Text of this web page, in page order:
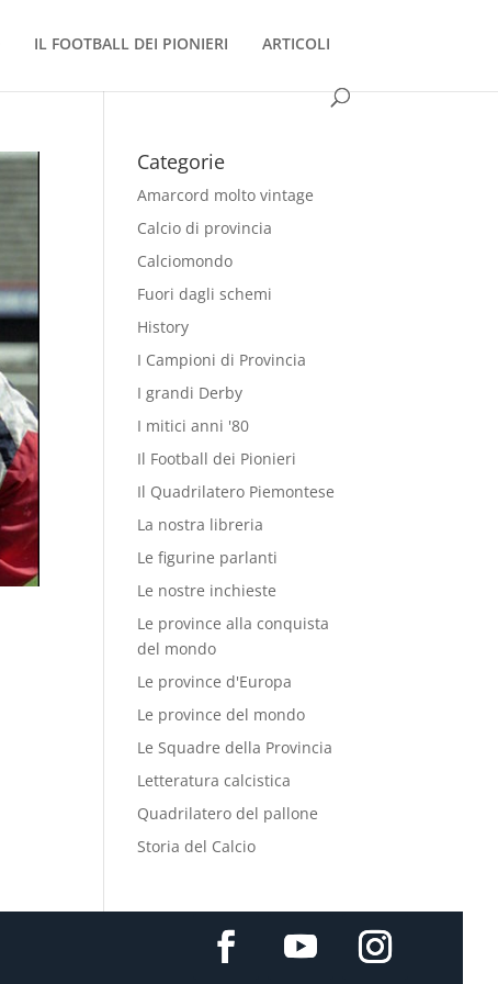
IL FOOTBALL DEI PIONIERI ARTICOLI
Categorie
Amarcord molto vintage
Calcio di provincia
Calciomondo
Fuori dagli schemi
History
I Campioni di Provincia
I grandi Derby
I mitici anni '80
Il Football dei Pionieri
Il Quadrilatero Piemontese
La nostra libreria
Le figurine parlanti
Le nostre inchieste
Le province alla conquista
del mondo
Le province d'Europa
Le province del mondo
Le Squadre della Provincia
Letteratura calcistica
Quadrilatero del pallone
Storia del Calcio